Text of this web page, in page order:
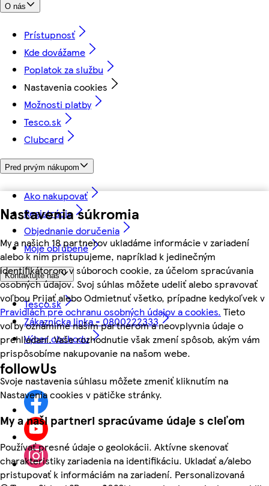
Nastavenia súkromia
My a našich 18 partnerov ukladáme informácie v zariadení
alebo k nim pristupujeme, napríklad k jedinečným
identifikátorom v súboroch cookie, za účelom spracúvania
osobných údajov. Svoj súhlas môžete udeliť alebo spravovať
voľbou Prijať alebo Odmietnuť všetko, prípadne kedykoľvek v
Pravidlách pre ochranu osobných údajov a cookies. Tieto
voľby oznámime našim partnerom a neovplyvnia údaje o
prehliadaní. Vaše rozhodnutie však zmení spôsob, akým vám
prispôsobíme nakupovanie na našom webe.
Svoje nastavenia súhlasu môžete zmeniť kliknutím na
Nastavenia cookies v pätičke stránky.
My a naši partneri spracúvame údaje s cieľom
Používať presné údaje o geolokácii. Aktívne skenovať
charakteristiky zariadenia na identifikáciu. Ukladať a/alebo
pristupovať k informáciám na zariadení. Personalizovaná
O nás
Prístupnosť
Kde dovážame
Poplatok za službu
Nastavenia cookies
Možnosti platby
Tesco.sk
Clubcard
Pred prvým nákupom
Ako nakupovať
Registrácia
Objednanie doručenia
Moje obľúbené
Kontaktujte nás
Tesco.sk
Zákaznícka linka - 0800222333
Výber obchodu
followUs